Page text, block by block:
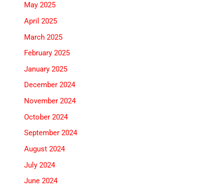
May 2025
April 2025
March 2025
February 2025
January 2025
December 2024
November 2024
October 2024
September 2024
August 2024
July 2024
June 2024